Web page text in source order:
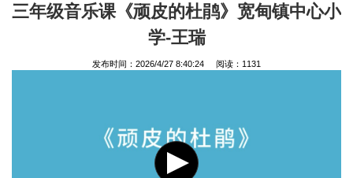
三年级音乐课《顽皮的杜鹃》宽甸镇中心小
学-王瑞
发布时间：2026/4/27 8:40:24 阅读：1131